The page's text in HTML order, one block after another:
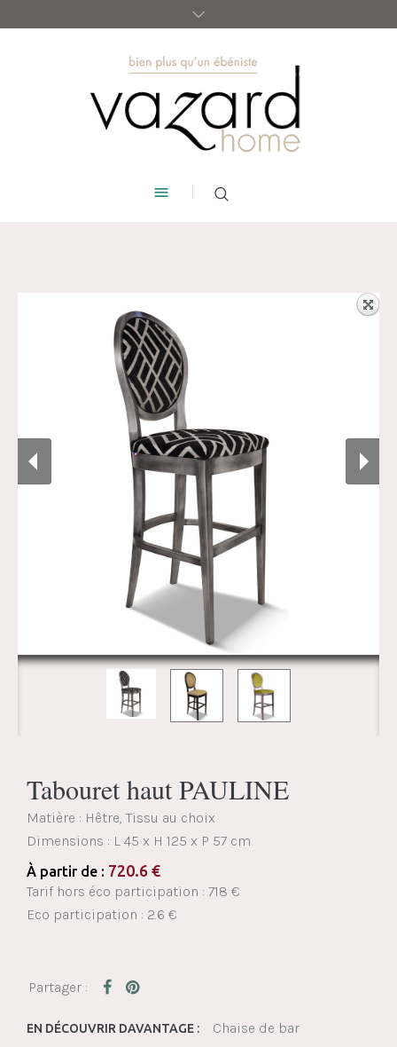
Tabouret haut PAULINE
Matière : Hêtre, Tissu au choix
Dimensions : L 45 x H 125 x P 57 cm
À partir de : 720.6 €
Tarif hors éco participation : 718 €
Eco participation : 2.6 €
EN DÉCOUVRIR DAVANTAGE : Chaise de bar